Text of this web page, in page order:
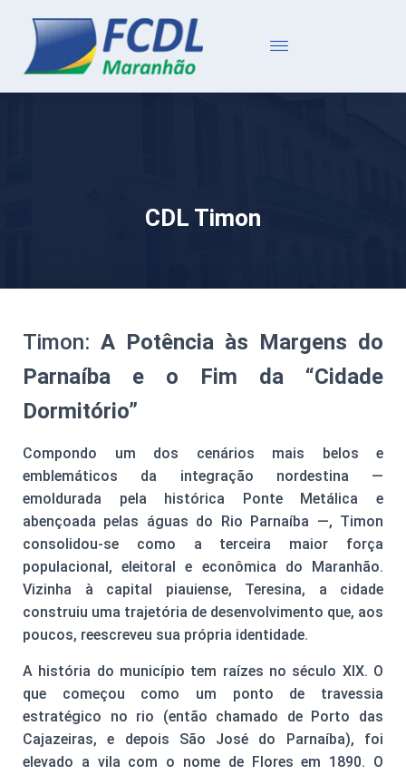
CDL Timon
Timon: A Potência às Margens do
Parnaíba e o Fim da “Cidade
Dormitório”
Compondo um dos cenários mais belos e
emblemáticos da integração nordestina —
emoldurada pela histórica Ponte Metálica e
abençoada pelas águas do Rio Parnaíba —, Timon
consolidou-se como a terceira maior força
populacional, eleitoral e econômica do Maranhão.
Vizinha à capital piauiense, Teresina, a cidade
construiu uma trajetória de desenvolvimento que, aos
poucos, reescreveu sua própria identidade.
A história do município tem raízes no século XIX. O
que começou como um ponto de travessia
estratégico no rio (então chamado de Porto das
Cajazeiras, e depois São José do Parnaíba), foi
elevado a vila com o nome de Flores em 1890. O